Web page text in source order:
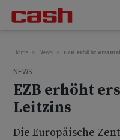
Home News EZB erhöht
NEWS
EZB erhöht
Leitzins
Die Europäische